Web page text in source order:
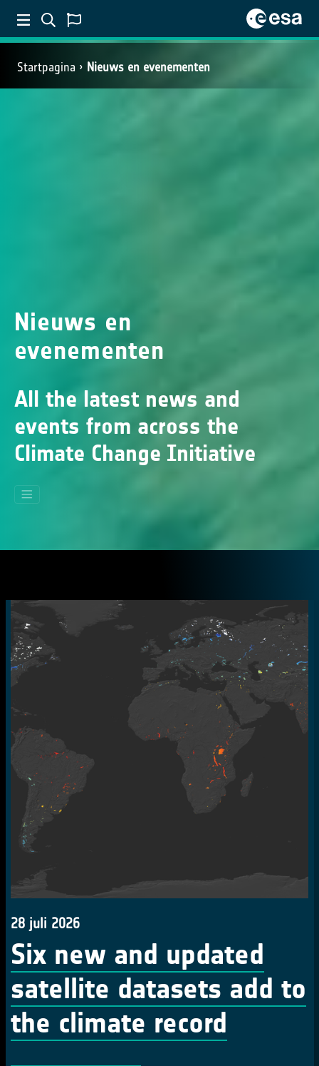
Startpagina Nieuws en evenementen
Nieuws en
evenementen
All the latest news and
events from across the
Climate Change Initiative
28 juli 2026
Six new and updated
satellite datasets add to
the climate record